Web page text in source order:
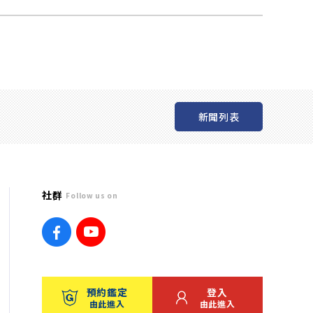
新聞列表
社群 Follow us on
預約鑑定
由此進入
登入
由此進入